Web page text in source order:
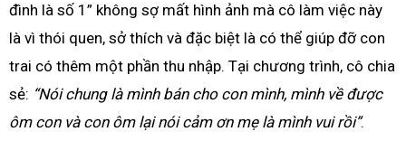
đình là số 1” không sợ mất hình ảnh mà cô làm việc này
là vì thói quen, sở thích và đặc biệt là có thể giúp đỡ con
trai có thêm một phần thu nhập. Tại chương trình, cô chia
sẻ: “Nói chung là mình bán cho con mình, mình về được
ôm con và con ôm lại nói cảm ơn mẹ là mình vui rồi”.